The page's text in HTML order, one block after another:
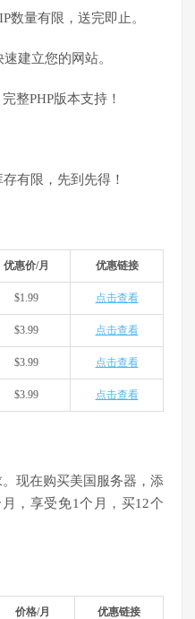
数量有限，送完即止。
建立您的网站。
整PHP版本支持！
有限，先到先得！
优惠价/月 优惠链接
$1.99 点击查看
$3.99 点击查看
$3.99 点击查看
$3.99 点击查看
现在购买美国服务器，添
，享受免1个月，买12个
价格/月 优惠链接